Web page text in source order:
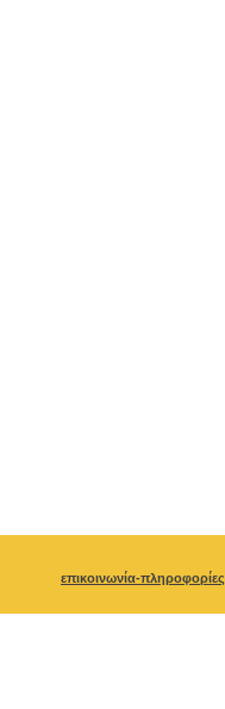
επικοινωνία-πληροφορίες